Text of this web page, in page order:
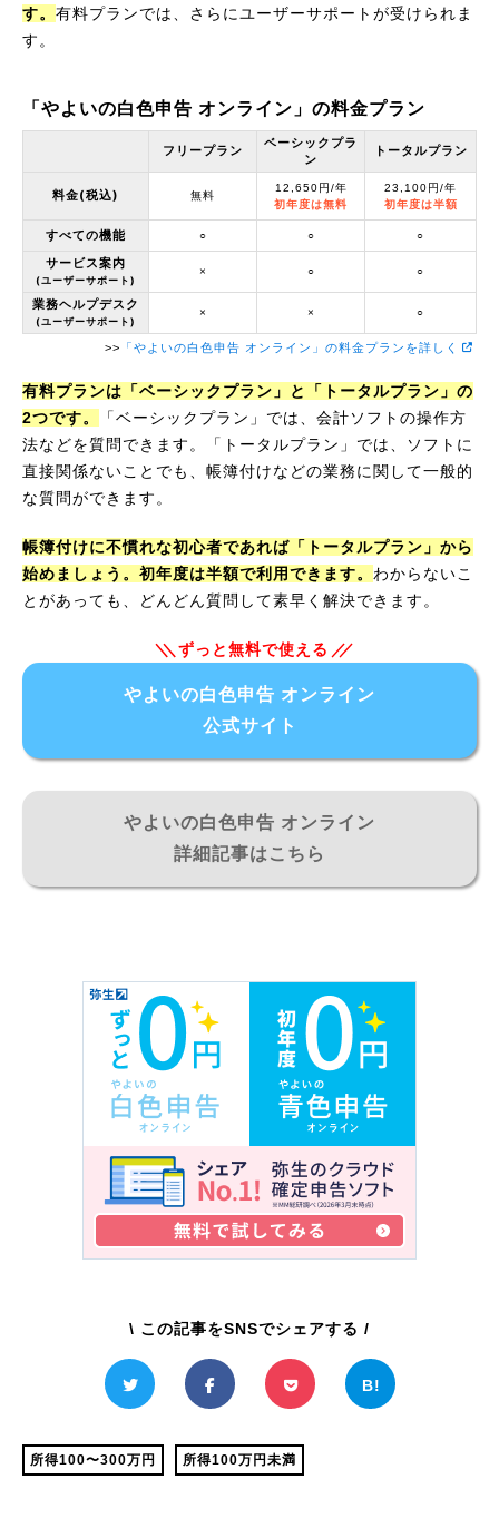
す。 有料プランでは、さらにユーザーサポートが受けられま
す。
「やよいの白色申告 オンライン」の料金プラン
フリープラン
ベーシックプラ
ン
トータルプラン
料金(税込) 無料
12,650円/年
初年度は無料
23,100円/年
初年度は半額
すべての機能 ○ ○ ○
サービス案内
(ユーザーサポート)
× ○ ○
業務ヘルプデスク
(ユーザーサポート)
× × ○
>> 「やよいの白色申告 オンライン」の料金プランを詳しく
有料プランは「ベーシックプラン」と「トータルプラン」の
2つです。
「ベーシックプラン」では、会計ソフトの操作方
法などを質問できます。「トータルプラン」では、ソフトに
直接関係ないことでも、帳簿付けなどの業務に関して一般的
な質問ができます。
帳簿付けに不慣れな初心者であれば「トータルプラン」から
始めましょう。初年度は半額で利用できます。 わからないこ
とがあっても、どんどん質問して素早く解決できます。
ずっと無料で使える
やよいの白色申告 オンライン
公式サイト
やよいの白色申告 オンライン
詳細記事はこちら
\ この記事をSNSでシェアする /
所得100〜300万円 所得100万円未満